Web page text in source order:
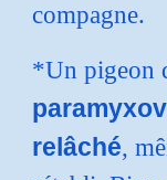
compagne.
*Un pigeon
relâché,